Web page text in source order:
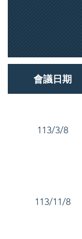
會議日期
113/3/8
113/11/8